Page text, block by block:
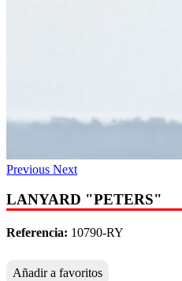
Previous Next
LANYARD "PETERS"
Referencia: 10790-RY
Añadir a favoritos